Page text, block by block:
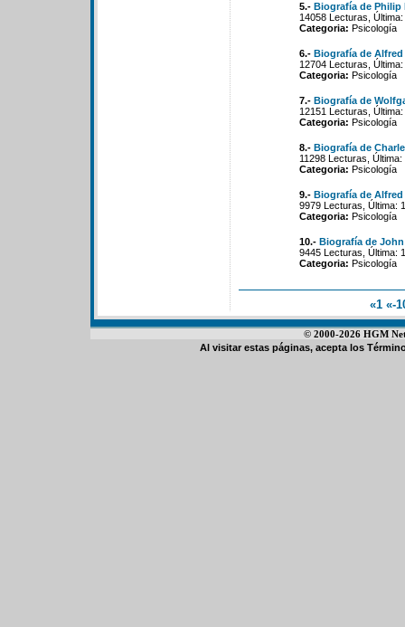
5.- Biografía de Philip
14058 Lecturas,
Categoria: Psicología
6.- Biografía de Alfred
12704 Lecturas,
Categoria: Psicología
7.- Biografía de
12151 Lecturas,
Categoria: Psicología
8.- Biografía de
11298 Lecturas,
Categoria: Psicología
9.- Biografía de Alfred
9979 Lecturas, Última:
Categoria: Psicología
10.- Biografía de
9445 Lecturas, Última:
Categoria: Psicología
«1 «-
© 2000-2026 HGM
Al visitar estas páginas, acepta los